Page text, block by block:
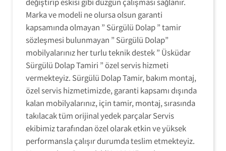
Marka ve modeli ne olursa olsun garanti
kapsamında olmayan ” Sürgülü Dolap ” tamir
sözleşmesi bulunmayan ” Sürgülü Dolap”
mobilyalarınız her turlu teknik destek ” Üsküdar
Sürgülü Dolap Tamiri ” özel servis hizmeti
vermekteyiz. Sürgülü Dolap Tamir, bakım montaj,
özel servis hizmetimizde, garanti kapsamı dışında
kalan mobilyalarınız, için tamir, montaj, sırasında
takılacak tüm orijinal yedek parçalar Servis
ekibimiz tarafından özel olarak etkin ve yüksek
performansla çalışır durumda teslim etmekteyiz.